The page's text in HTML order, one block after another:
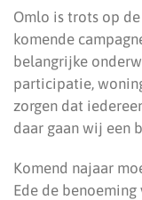
Omlo is trots op
komende
belangrijke
participatie,
zorgen dat
daar gaan wij een
Komend najaar
Ede de